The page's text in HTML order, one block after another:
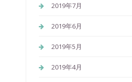
2019年7月
2019年6月
2019年5月
2019年4月